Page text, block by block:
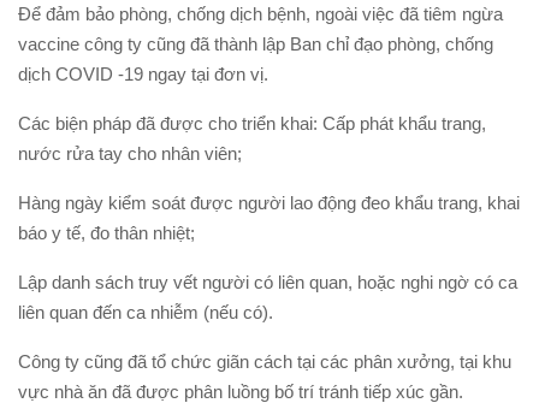
Để đảm bảo phòng, chống dịch bệnh, ngoài việc đã tiêm ngừa
vaccine công ty cũng đã thành lập Ban chỉ đạo phòng, chống
dịch COVID -19 ngay tại đơn vị.
Các biện pháp đã được cho triển khai: Cấp phát khẩu trang,
nước rửa tay cho nhân viên;
Hàng ngày kiểm soát được người lao động đeo khẩu trang, khai
báo y tế, đo thân nhiệt;
Lập danh sách truy vết người có liên quan, hoặc nghi ngờ có ca
liên quan đến ca nhiễm (nếu có).
Công ty cũng đã tổ chức giãn cách tại các phân xưởng, tại khu
vực nhà ăn đã được phân luồng bố trí tránh tiếp xúc gần.